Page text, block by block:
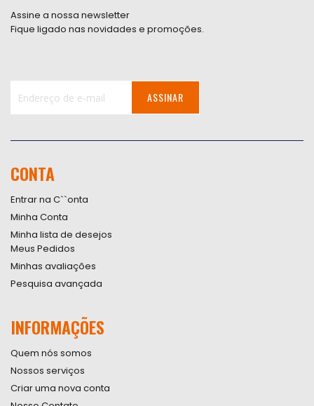
Assine a nossa newsletter
Fique ligado nas novidades e promoções.
Newsletter:
ASSINAR
CONTA
Entrar na C``onta
Minha Conta
Minha lista de desejos
Meus Pedidos
Minhas avaliações
Pesquisa avançada
INFORMAÇÕES
Quem nós somos
Nossos serviços
Criar uma nova conta